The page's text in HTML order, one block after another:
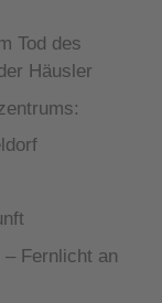
Tod des
Häusler
Fernlicht an